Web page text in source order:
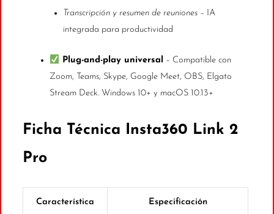
Transcripción y resumen de reuniones– IA
integrada para productividad
Plug-and-play universal – Compatible con
Zoom, Teams, Skype, Google Meet, OBS, Elgato
Stream Deck. Windows 10+ y macOS 10.13+
Ficha Técnica Insta360 Link 2
Pro
Característica Especificación